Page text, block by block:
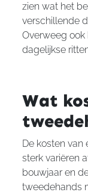
zien wat het
verschillende
Overweeg
dagelijkse
Wat
De kosten van
sterk variëren
bouwjaar en
tweedehands